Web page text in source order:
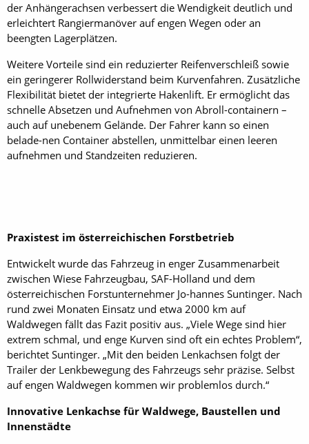
der Anhängerachsen verbessert die Wendigkeit deutlich und
erleichtert Rangiermanöver auf engen Wegen oder an
beengten Lagerplätzen.
Weitere Vorteile sind ein reduzierter Reifenverschleiß sowie
ein geringerer Rollwiderstand beim Kurvenfahren. Zusätzliche
Flexibilität bietet der integrierte Hakenlift. Er ermöglicht das
schnelle Absetzen und Aufnehmen von Abroll-containern –
auch auf unebenem Gelände. Der Fahrer kann so einen
belade-nen Container abstellen, unmittelbar einen leeren
aufnehmen und Standzeiten reduzieren.
Praxistest im österreichischen Forstbetrieb
Entwickelt wurde das Fahrzeug in enger Zusammenarbeit
zwischen Wiese Fahrzeugbau, SAF-Holland und dem
österreichischen Forstunternehmer Jo-hannes Suntinger. Nach
rund zwei Monaten Einsatz und etwa 2000 km auf
Waldwegen fällt das Fazit positiv aus. „Viele Wege sind hier
extrem schmal, und enge Kurven sind oft ein echtes Problem“,
berichtet Suntinger. „Mit den beiden Lenkachsen folgt der
Trailer der Lenkbewegung des Fahrzeugs sehr präzise. Selbst
auf engen Waldwegen kommen wir problemlos durch.“
Innovative Lenkachse für Waldwege, Baustellen und
Innenstädte